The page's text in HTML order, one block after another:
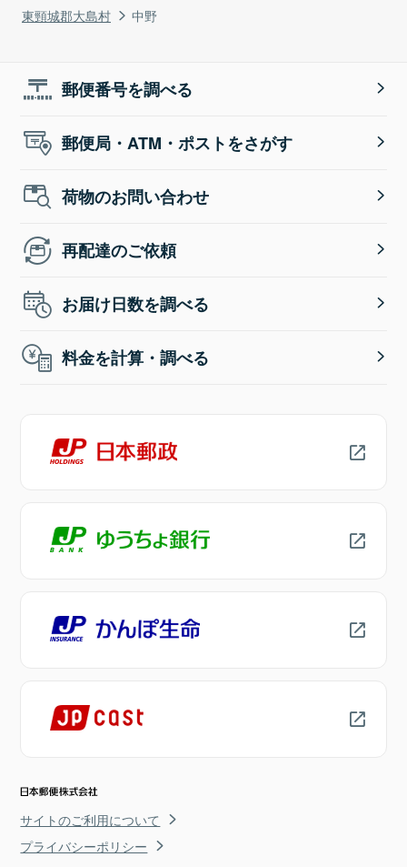
東頸城郡大島村
中野
郵便番号を調べる
郵便局・ATM・ポストをさがす
荷物のお問い合わせ
再配達のご依頼
お届け日数を調べる
料金を計算・調べる
サイトのご利用について
プライバシーポリシー